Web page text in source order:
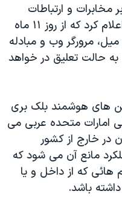
و ارتباطات
امارات متحده عربی روز یکشنبه اعلام کرد که از روز ۱۱ ماه
مرورگر وب و مبادله
حالت تعلیق در خواهد
های هوشمند بلک بری
امارات متحده عربی می
در خارج از کشور
مانع آن می شود که
هائی که از داخل و یا
باشد.